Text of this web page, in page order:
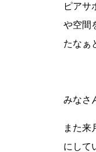
ピアサ
や空間
たなぁ
みなさ
また来
にして